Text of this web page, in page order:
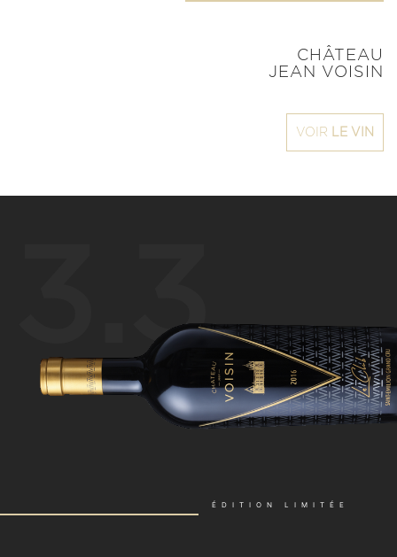
VOIR LE VIN
CHÂTEAU
JEAN VOISIN
3.3
ÉDITION LIMITÉE